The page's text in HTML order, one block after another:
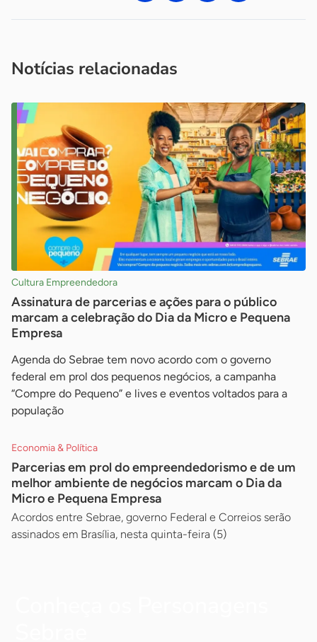
Notícias relacionadas
Cultura Empreendedora
Assinatura de parcerias e ações para o público
marcam a celebração do Dia da Micro e Pequena
Empresa
Agenda do Sebrae tem novo acordo com o governo
federal em prol dos pequenos negócios, a campanha
“Compre do Pequeno” e lives e eventos voltados para a
população
Economia & Política
Parcerias em prol do empreendedorismo e de um
melhor ambiente de negócios marcam o Dia da
Micro e Pequena Empresa
Acordos entre Sebrae, governo Federal e Correios serão
assinados em Brasília, nesta quinta-feira (5)